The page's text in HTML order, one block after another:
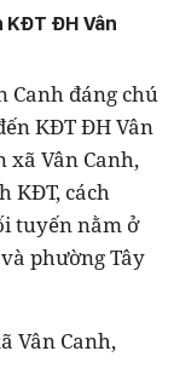
ĐH Vân
Canh đáng chú
KĐT ĐH Vân
xã Vân Canh,
KĐT, cách
tuyến nằm ở
phường Tây